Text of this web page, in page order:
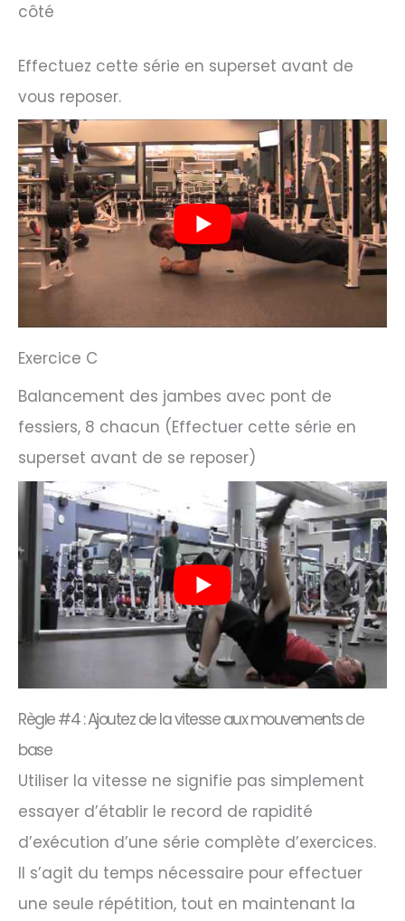
côté
Effectuez cette série en superset avant de
vous reposer.
Exercice C
Balancement des jambes avec pont de
fessiers, 8 chacun (Effectuer cette série en
superset avant de se reposer)
Règle #4 : Ajoutez de la vitesse aux mouvements de
base
Utiliser la vitesse ne signifie pas simplement
essayer d’établir le record de rapidité
d’exécution d’une série complète d’exercices.
Il s’agit du temps nécessaire pour effectuer
une seule répétition, tout en maintenant la